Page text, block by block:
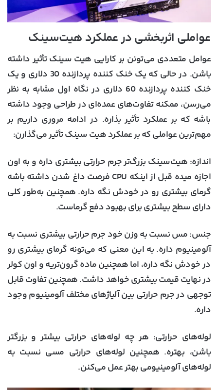
عواملی اثربخشی در عملکرد هیت‌سینک
عوامل متعددی می‌تونن بر کارایی هیت سینک تأثیر داشته
باشن. در حالی که یک خنک کننده پردازنده 30 دلاری و یک
خنک کننده پردازنده 60 دلاری در نگاه اول مشابه به نظر
می‌رسن، ممکنه تفاوت‌های عمده‌ای در طراحی وجود داشته
باشه که بر عملکرد تأثیر بذاره. در ادامه مروری داریم بر
مهم‌ترین عواملی که بر عملکرد هیت سینک تأثیر می‌گذارن:
اندازه: هیت‌سینک بزرگ‌تر جرم حرارتی بیشتری داره و به اون
اجازه میده قبل از اینکه CPU فرصت داغ شدن داشته باشه
گرمای بیشتری رو در خودش نگه داره. همچنین به‌طور کلی
دارای سطح بیشتری برای بهبود دفع گرماست.
جنس:مس نسبت به وزن خود جرم حرارتی بیشتری نسبت به
آلومینیوم داره. به این معنی که می‌تونه گرمای بیشتری رو
در خودش نگه داره، اما همچنین ماده گرون‌تریه و اون کولر
در نهایت قیمت بیشتری خواهد داشت. همچنین تفاوت قابل
توجهی در جرم حرارتی بین آلیاژهای مختلف آلومینیوم وجود
داره.
لوله‌های حرارتی: هر چه لوله‌های حرارتی بیشتر و بزرگتر
باشن، بهتره. همچنین لوله‌های حرارتی مسی نسبت به
لوله‌های آلومینیومی بهتر عمل می‌کنن.